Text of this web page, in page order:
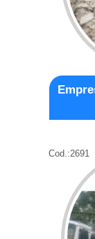
Cod.:2691